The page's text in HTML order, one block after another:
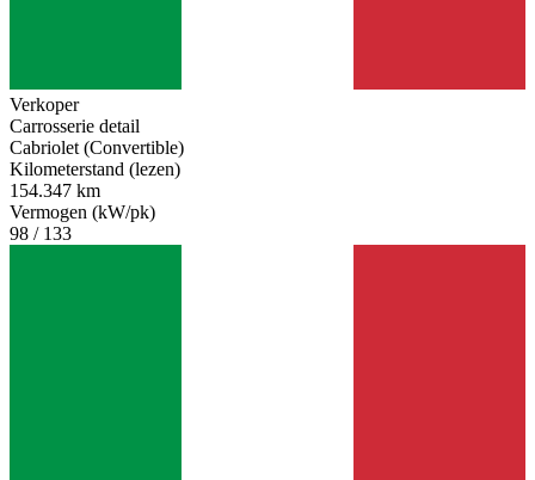
Verkoper
Carrosserie detail
Cabriolet (Convertible)
Kilometerstand (lezen)
154.347 km
Vermogen (kW/pk)
98 / 133